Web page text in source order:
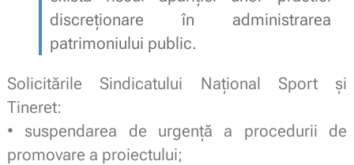
discreționare în administrarea
patrimoniului public.
Solicitările Sindicatului Național Sport și
Tineret:
• suspendarea de urgență a procedurii de
promovare a proiectului;